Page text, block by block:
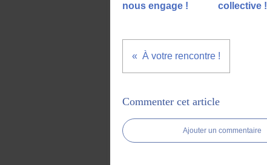
nous engage !
collective !
À votre rencontre !
Commenter cet article
Ajouter un commentaire